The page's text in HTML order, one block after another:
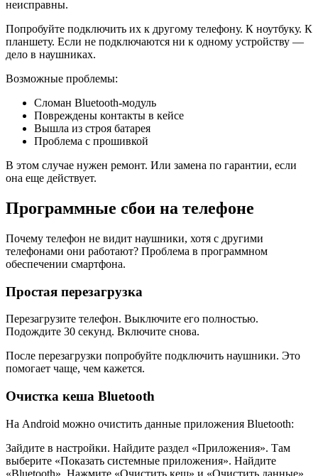
неисправны.
Попробуйте подключить их к другому телефону. К ноутбуку. К
планшету. Если не подключаются ни к одному устройству —
дело в наушниках.
Возможные проблемы:
Сломан Bluetooth-модуль
Повреждены контакты в кейсе
Вышла из строя батарея
Проблема с прошивкой
В этом случае нужен ремонт. Или замена по гарантии, если
она еще действует.
Программные сбои на телефоне
Почему телефон не видит наушники, хотя с другими
телефонами они работают? Проблема в программном
обеспечении смартфона.
Простая перезагрузка
Перезагрузите телефон. Выключите его полностью.
Подождите 30 секунд. Включите снова.
После перезагрузки попробуйте подключить наушники. Это
помогает чаще, чем кажется.
Очистка кеша Bluetooth
На Android можно очистить данные приложения Bluetooth:
Зайдите в настройки. Найдите раздел «Приложения». Там
выберите «Показать системные приложения». Найдите
«Bluetooth». Нажмите «Очистить кеш» и «Очистить данные».